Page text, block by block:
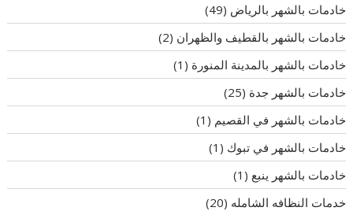
خادمات بالشهر بالرياض (49)
خادمات بالشهر بالقطيف والظهران (2)
خادمات بالشهر بالمدينة المنورة (1)
خادمات بالشهر جدة (25)
خادمات بالشهر في القصيم (1)
خادمات بالشهر في تبوك (1)
خادمات بالشهر ينبع (1)
خدمات النظافه الشامله (20)